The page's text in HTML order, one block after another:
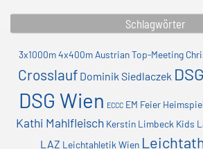
Schlagwörter
3x1000m 4x400m Austrian Top-Meeting
Crosslauf Dominik Siedlaczek
DSG Wien ECCC EM Feier Heimspiel
Kathi Mahlfleisch Kerstin Limbeck Kids
LAZ Leichtahletik Wien